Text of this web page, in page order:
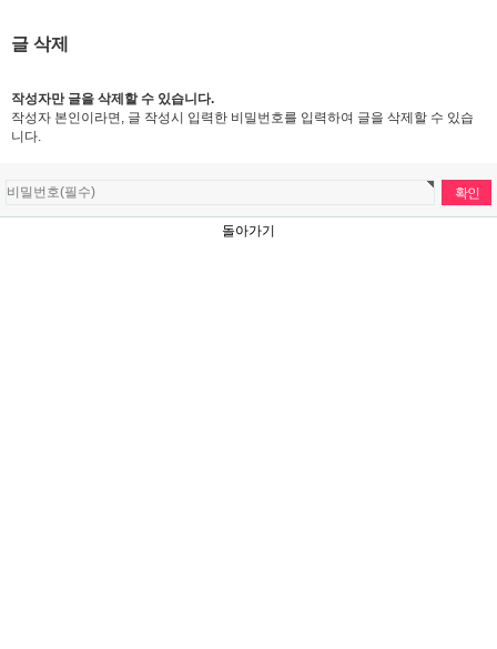
글 삭제
작성자만 글을 삭제할 수 있습니다.
작성자 본인이라면, 글 작성시 입력한 비밀번호를 입력하여 글을 삭제할 수 있습
니다.
돌아가기